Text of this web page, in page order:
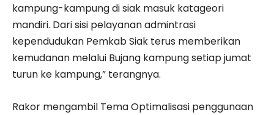
kampung-kampung di siak masuk katageori
mandiri. Dari sisi pelayanan admintrasi
kependudukan Pemkab Siak terus memberikan
kemudanan melalui Bujang kampung setiap jumat
turun ke kampung,” terangnya.
Rakor mengambil Tema Optimalisasi penggunaan